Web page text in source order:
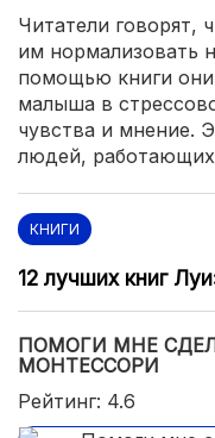
Читатели говорят,
им нормализовать
помощью книги
малыша в
чувства и мнение.
людей, работающих
КНИГИ
12 лучших книг
ПОМОГИ МНЕ
МОНТЕССОРИ
Рейтинг: 4.6